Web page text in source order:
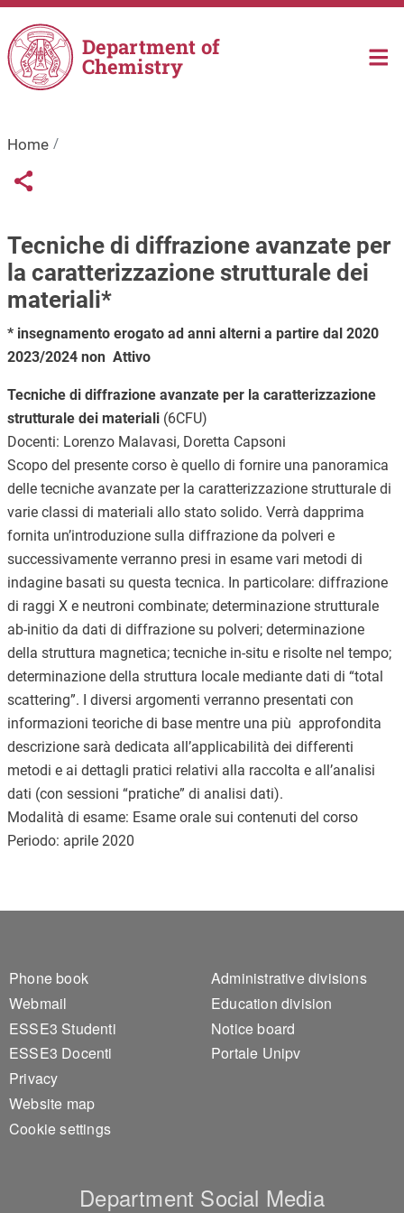
Skip to main content
Department of
Chemistry
Home
Links condivisione social
Share button
Tecniche di diffrazione avanzate per
la caratterizzazione strutturale dei
materiali*
* insegnamento erogato ad anni alterni a partire dal 2020
2023/2024 non Attivo
Tecniche di diffrazione avanzate per la caratterizzazione
strutturale dei materiali (6CFU)
Docenti: Lorenzo Malavasi, Doretta Capsoni
Scopo del presente corso è quello di fornire una panoramica
delle tecniche avanzate per la caratterizzazione strutturale di
varie classi di materiali allo stato solido. Verrà dapprima
fornita un’introduzione sulla diffrazione da polveri e
successivamente verranno presi in esame vari metodi di
indagine basati su questa tecnica. In particolare: diffrazione
di raggi X e neutroni combinate; determinazione strutturale
ab-initio da dati di diffrazione su polveri; determinazione
della struttura magnetica; tecniche in-situ e risolte nel tempo;
determinazione della struttura locale mediante dati di “total
scattering”. I diversi argomenti verranno presentati con
informazioni teoriche di base mentre una più approfondita
descrizione sarà dedicata all’applicabilità dei differenti
metodi e ai dettagli pratici relativi alla raccolta e all’analisi
dati (con sessioni “pratiche” di analisi dati).
Modalità di esame: Esame orale sui contenuti del corso
Periodo: aprile 2020
Footer 1
Phone book
Webmail
ESSE3 Studenti
ESSE3 Docenti
Privacy
Website map
Cookie settings
Footer 2
Administrative divisions
Education division
Notice board
Portale Unipv
Department Social Media